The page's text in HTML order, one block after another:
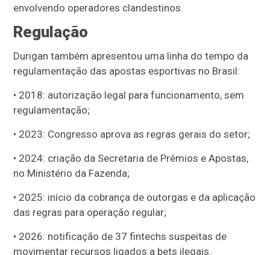
envolvendo operadores clandestinos.
Regulação
Durigan também apresentou uma linha do tempo da
regulamentação das apostas esportivas no Brasil:
• 2018: autorização legal para funcionamento, sem
regulamentação;
• 2023: Congresso aprova as regras gerais do setor;
• 2024: criação da Secretaria de Prêmios e Apostas,
no Ministério da Fazenda;
• 2025: início da cobrança de outorgas e da aplicação
das regras para operação regular;
• 2026: notificação de 37 fintechs suspeitas de
movimentar recursos ligados a bets ilegais.